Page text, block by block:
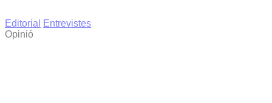
Editorial
Entrevistes
Opinió